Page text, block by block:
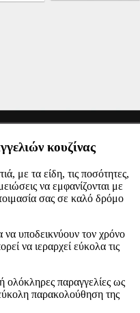
κουζίνας
με τα είδη, τις ποσότητες,
να εμφανίζονται με
σας σε καλό δρόμο
να υποδεικνύουν τον χρόνο
να ιεραρχεί εύκολα τις
ολόκληρες παραγγελίες ως
παρακολούθηση της